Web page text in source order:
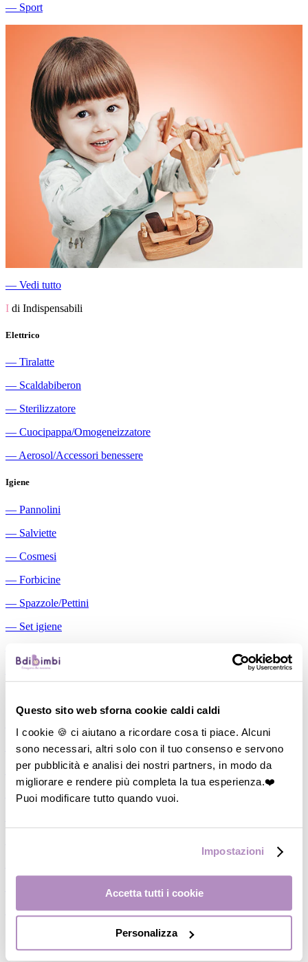
Questo sito web sforna cookie caldi caldi
I cookie 🍪 ci aiutano a ricordare cosa ti piace. Alcuni
sono necessari, altri solo con il tuo consenso e servono
per pubblicità e analisi dei nostri partners, in modo da
migliorare e rendere più completa la tua esperienza.❤️
Puoi modificare tutto quando vuoi.
Impostazioni
Accetta tutti i cookie
Personalizza
― Sport
― Vedi tutto
I di Indispensabili
Elettrico
― Tiralatte
― Scaldabiberon
― Sterilizzatore
― Cuocipappa/Omogeneizzatore
― Aerosol/Accessori benessere
Igiene
― Pannolini
― Salviette
― Cosmesi
― Forbicine
― Spazzole/Pettini
― Set igiene
Aspiratori nasali manuali
―
Cuscini allattamento
―Biberon
―
Tettarelle
―Succhietti
Conservalatte Materno
―Massaggiagengive